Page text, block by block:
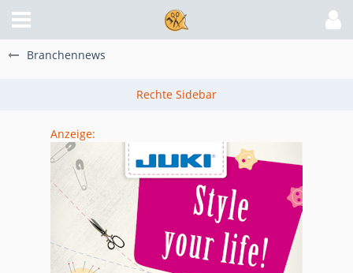
Branchennews
Anzeige: